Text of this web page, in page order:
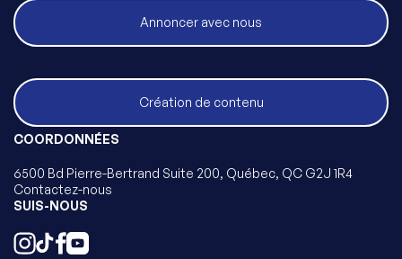
Annoncer avec nous
Création de contenu
COORDONNÉES
6500 Bd Pierre-Bertrand Suite 200, Québec, QC G2J 1R4
Contactez-nous
SUIS-NOUS